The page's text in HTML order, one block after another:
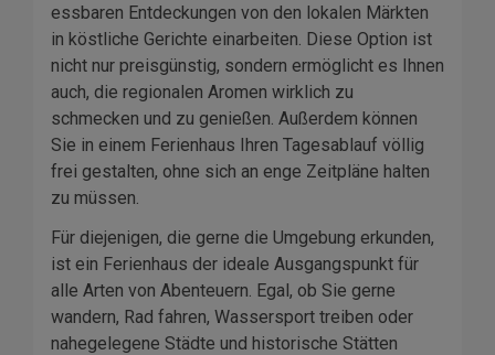
essbaren Entdeckungen von den lokalen Märkten
in köstliche Gerichte einarbeiten. Diese Option ist
nicht nur preisgünstig, sondern ermöglicht es Ihnen
auch, die regionalen Aromen wirklich zu
schmecken und zu genießen. Außerdem können
Sie in einem Ferienhaus Ihren Tagesablauf völlig
frei gestalten, ohne sich an enge Zeitpläne halten
zu müssen.
Für diejenigen, die gerne die Umgebung erkunden,
ist ein Ferienhaus der ideale Ausgangspunkt für
alle Arten von Abenteuern. Egal, ob Sie gerne
wandern, Rad fahren, Wassersport treiben oder
nahegelegene Städte und historische Stätten